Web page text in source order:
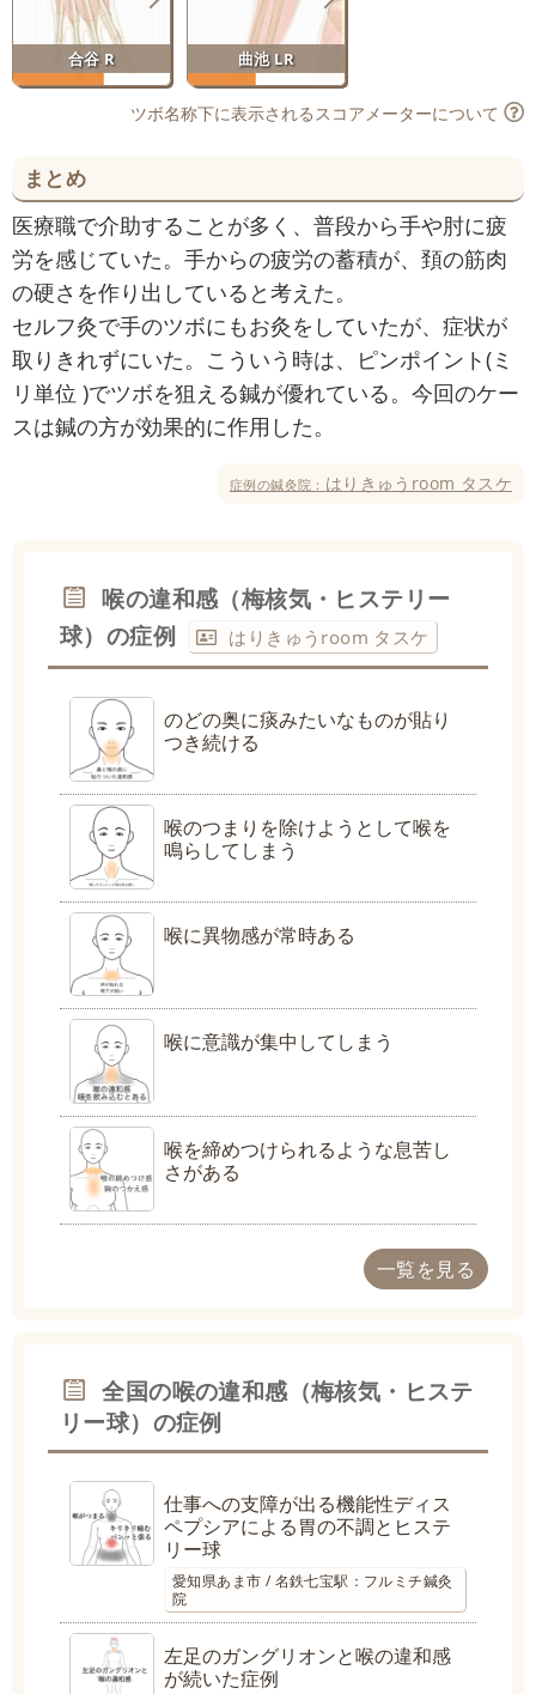
合谷 R 曲池 LR
ツボ名称下に表示されるスコアメーターについて
まとめ
医療職で介助することが多く、普段から手や肘に疲
労を感じていた。手からの疲労の蓄積が、頚の筋肉
の硬さを作り出していると考えた。
セルフ灸で手のツボにもお灸をしていたが、症状が
取りきれずにいた。こういう時は、ピンポイント(ミ
リ単位 )でツボを狙える鍼が優れている。今回のケー
スは鍼の方が効果的に作用した。
症例の鍼灸院： はりきゅうroom タスケ
喉の違和感（梅核気・ヒステリー
球）の症例
はりきゅうroom タスケ
のどの奥に痰みたいなものが貼り
つき続ける
喉のつまりを除けようとして喉を
鳴らしてしまう
喉に異物感が常時ある
喉に意識が集中してしまう
喉を締めつけられるような息苦し
さがある
一覧を見る
全国の喉の違和感（梅核気・ヒステ
リー球）の症例
仕事への支障が出る機能性ディス
ペプシアによる胃の不調とヒステ
リー球
愛知県あま市 / 名鉄七宝駅：フルミチ鍼灸
院
左足のガングリオンと喉の違和感
が続いた症例